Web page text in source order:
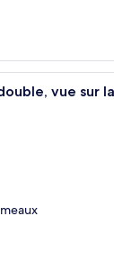
Un lit
vue sur